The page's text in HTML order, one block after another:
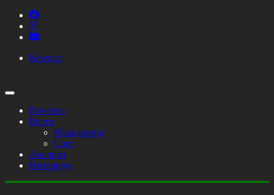
Контакт
Почетна
Вести
Македонија
Свет
Анализи
Интервјуа